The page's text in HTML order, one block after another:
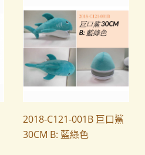
2018-C121-001B 巨口鯊
30CM B: 藍綠色